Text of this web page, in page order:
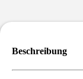
Beschreibung